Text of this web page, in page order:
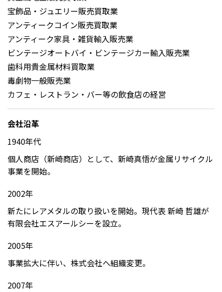
宝飾品・ジュエリー販売買取業
アンティークコイン販売買取業
アンティーク家具・雑貨輸入販売業
ビンテージオートバイ・ビンテージカー輸入販売業
歯科用貴金属材料買取業
毒劇物一般販売業
カフェ・レストラン・バー等の飲食店の経営
会社沿革
1940年代
個人商店（新崎商店）として、新崎真悟が金属リサイクル
事業を開始。
2002年
新たにレアメタルの取り扱いを開始。現代表 新崎 哲雄が
有限会社エスアールシーを設立。
2005年
事業拡大に伴い、株式会社へ組織変更。
2007年